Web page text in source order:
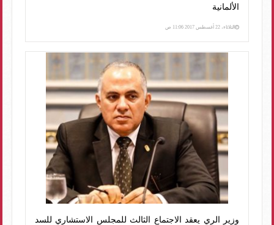
الألمانية
الثلاثاء، 22 أغسطس 2017 11:06 ص
وزير الري يعقد الاجتماع الثالث للمجلس الاستشاري للسد